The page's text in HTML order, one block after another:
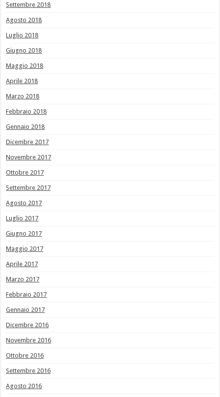
Settembre 2018
Agosto 2018
Luglio 2018
Giugno 2018
Maggio 2018
Aprile 2018
Marzo 2018
Febbraio 2018
Gennaio 2018
Dicembre 2017
Novembre 2017
Ottobre 2017
Settembre 2017
Agosto 2017
Luglio 2017
Giugno 2017
Maggio 2017
Aprile 2017
Marzo 2017
Febbraio 2017
Gennaio 2017
Dicembre 2016
Novembre 2016
Ottobre 2016
Settembre 2016
Agosto 2016